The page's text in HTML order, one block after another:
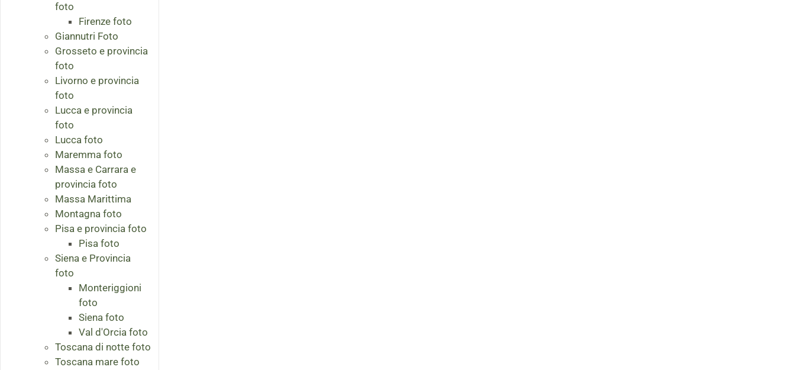
foto
Firenze foto
Giannutri Foto
Grosseto e provincia
foto
Livorno e provincia
foto
Lucca e provincia
foto
Lucca foto
Maremma foto
Massa e Carrara e
provincia foto
Massa Marittima
Montagna foto
Pisa e provincia foto
Pisa foto
Siena e Provincia
foto
Monteriggioni
foto
Siena foto
Val d'Orcia foto
Toscana di notte foto
Toscana mare foto